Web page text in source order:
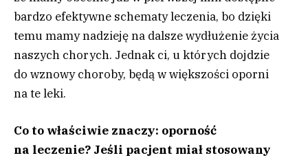
bardzo efektywne schematy leczenia, bo dzięki
temu mamy nadzieję na dalsze wydłużenie życia
naszych chorych. Jednak ci, u których dojdzie
do wznowy choroby, będą w większości oporni
na te leki.
Co to właściwie znaczy: oporność
na leczenie? Jeśli pacjent miał stosowany